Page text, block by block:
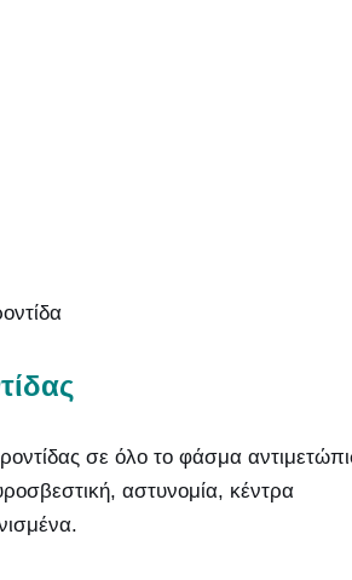
σε όλο το φάσμα
αστυνομία, κέντρα